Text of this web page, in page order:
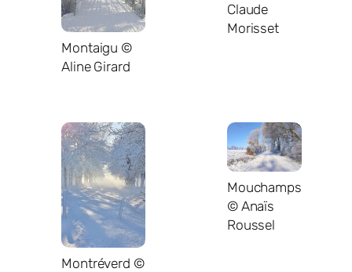
Montaigu ©
Aline Girard
Claude
Morisset
Montréverd ©
Mouchamps
© Anaïs
Roussel